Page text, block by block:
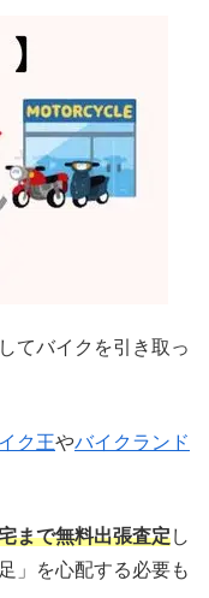
てバイクを引き取っ
ク王やバイクランド
まで無料出張査定し
」を心配する必要も